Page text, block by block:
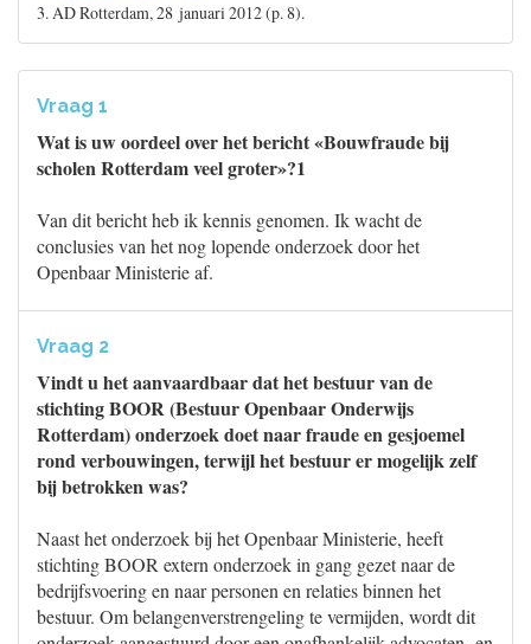
3. AD Rotterdam, 28 januari 2012 (p. 8).
Vraag 1
Wat is uw oordeel over het bericht «Bouwfraude bij
scholen Rotterdam veel groter»?1
Van dit bericht heb ik kennis genomen. Ik wacht de
conclusies van het nog lopende onderzoek door het
Openbaar Ministerie af.
Vraag 2
Vindt u het aanvaardbaar dat het bestuur van de
stichting BOOR (Bestuur Openbaar Onderwijs
Rotterdam) onderzoek doet naar fraude en gesjoemel
rond verbouwingen, terwijl het bestuur er mogelijk zelf
bij betrokken was?
Naast het onderzoek bij het Openbaar Ministerie, heeft
stichting BOOR extern onderzoek in gang gezet naar de
bedrijfsvoering en naar personen en relaties binnen het
bestuur. Om belangenverstrengeling te vermijden, wordt dit